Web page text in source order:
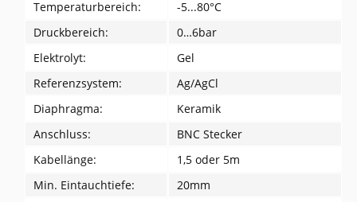
Temperaturbereich:
-5...80°C
Druckbereich:
0…6bar
Elektrolyt:
Gel
Referenzsystem:
Ag/AgCl
Diaphragma:
Keramik
Anschluss:
BNC Stecker
Kabellänge:
1,5 oder 5m
Min. Eintauchtiefe:
20mm